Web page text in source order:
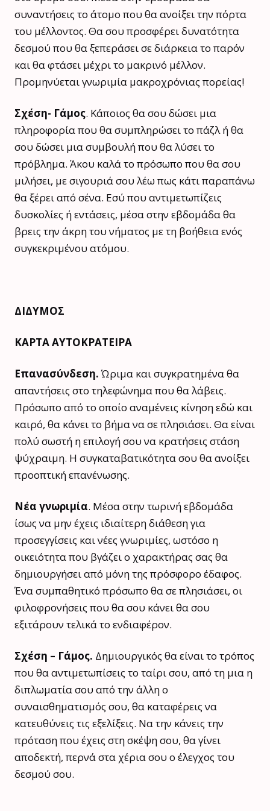
συναντήσεις το άτομο που θα ανοίξει την πόρτα
του μέλλοντος. Θα σου προσφέρει δυνατότητα
δεσμού που θα ξεπεράσει σε διάρκεια το παρόν
και θα φτάσει μέχρι το μακρινό μέλλον.
Προμηνύεται γνωριμία μακροχρόνιας πορείας!
Σχέση- Γάμος. Κάποιος θα σου δώσει μια
πληροφορία που θα συμπληρώσει το πάζλ ή θα
σου δώσει μια συμβουλή που θα λύσει το
πρόβλημα. Άκου καλά το πρόσωπο που θα σου
μιλήσει, με σιγουριά σου λέω πως κάτι παραπάνω
θα ξέρει από σένα. Εσύ που αντιμετωπίζεις
δυσκολίες ή εντάσεις, μέσα στην εβδομάδα θα
βρεις την άκρη του νήματος με τη βοήθεια ενός
συγκεκριμένου ατόμου.
ΔΙΔΥΜΟΣ
ΚΑΡΤΑ ΑΥΤΟΚΡΑΤΕΙΡΑ
Επανασύνδεση.Ώριμα και συγκρατημένα θα
απαντήσεις στο τηλεφώνημα που θα λάβεις.
Πρόσωπο από το οποίο αναμένεις κίνηση εδώ και
καιρό, θα κάνει το βήμα να σε πλησιάσει. Θα είναι
πολύ σωστή η επιλογή σου να κρατήσεις στάση
ψύχραιμη. Η συγκαταβατικότητα σου θα ανοίξει
προοπτική επανένωσης.
Νέα γνωριμία. Μέσα στην τωρινή εβδομάδα
ίσως να μην έχεις ιδιαίτερη διάθεση για
προσεγγίσεις και νέες γνωριμίες, ωστόσο η
οικειότητα που βγάζει ο χαρακτήρας σας θα
δημιουργήσει από μόνη της πρόσφορο έδαφος.
Ένα συμπαθητικό πρόσωπο θα σε πλησιάσει, οι
φιλοφρονήσεις που θα σου κάνει θα σου
εξιτάρουν τελικά το ενδιαφέρον.
Σχέση – Γάμος. Δημιουργικός θα είναι το τρόπος
που θα αντιμετωπίσεις το ταίρι σου, από τη μια η
διπλωματία σου από την άλλη ο
συναισθηματισμός σου, θα καταφέρεις να
κατευθύνεις τις εξελίξεις. Να την κάνεις την
πρόταση που έχεις στη σκέψη σου, θα γίνει
αποδεκτή, περνά στα χέρια σου ο έλεγχος του
δεσμού σου.